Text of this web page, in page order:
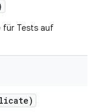
für Tests auf